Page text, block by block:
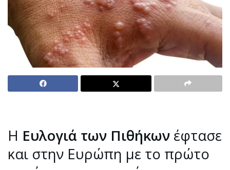
Η Ευλογιά των Πιθήκων έφτασε
και στην Ευρώπη με το πρώτο